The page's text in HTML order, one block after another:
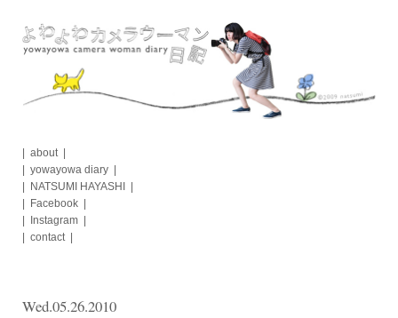
content
about
yowayowa diary
NATSUMI HAYASHI
Facebook
Instagram
contact
Wed.05.26.2010